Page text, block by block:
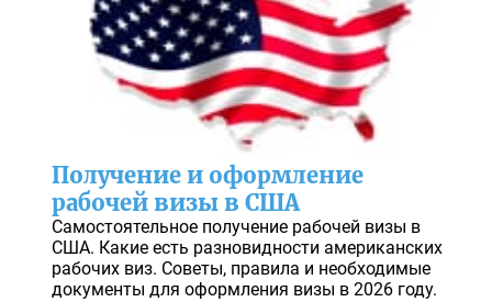
Получение и оформление
рабочей визы в США
Самостоятельное получение рабочей визы в
США. Какие есть разновидности американских
рабочих виз. Советы, правила и необходимые
документы для оформления визы в 2026 году.